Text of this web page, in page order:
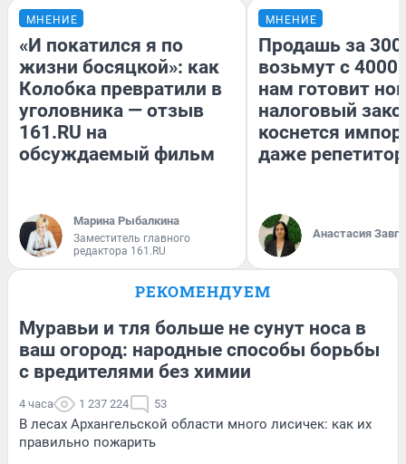
МНЕНИЕ
«И покатился я по
жизни босяцкой»: как
Колобка превратили в
уголовника — отзыв
161.RU на
обсуждаемый фильм
Марина Рыбалкина
Заместитель главного
редактора 161.RU
МНЕНИЕ
Продашь за
возьмут с
нам готовит
налоговый
коснется
даже
Анастасия
РЕКОМЕНДУЕМ
Муравьи и тля больше не сунут носа в
ваш огород: народные способы борьбы
с вредителями без химии
4 часа 1 237 224 53
В лесах Архангельской области много лисичек: как их
правильно пожарить